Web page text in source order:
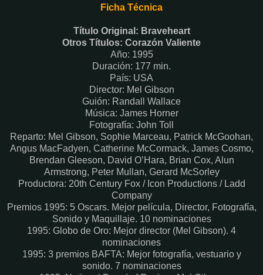
Ficha Técnica
Título Original: Braveheart
Otros Títulos: Corazón Valiente
Año: 1995
Duración: 177 min.
País: USA
Director: Mel Gibson
Guión: Randall Wallace
Música: James Horner
Fotografía: John Toll
Reparto: Mel Gibson, Sophie Marceau, Patrick McGoohan,
Angus MacFadyen, Catherine McCormack, James Cosmo,
Brendan Gleeson, David O’Hara, Brian Cox, Alun
Armstrong, Peter Mullan, Gerard McSorley
Productora: 20th Century Fox / Icon Productions / Ladd
Company
Premios 1995: 5 Oscars. Mejor película, Director, Fotografía,
Sonido y Maquillaje. 10 nominaciones
1995: Globo de Oro: Mejor director (Mel Gibson). 4
nominaciones
1995: 3 premios BAFTA: Mejor fotografía, vestuario y
sonido. 7 nominaciones